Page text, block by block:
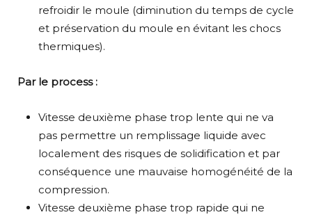
refroidir le moule (diminution du temps de cycle
et préservation du moule en évitant les chocs
thermiques).
Par le process :
Vitesse deuxième phase trop lente qui ne va
pas permettre un remplissage liquide avec
localement des risques de solidification et par
conséquence une mauvaise homogénéité de la
compression.
Vitesse deuxième phase trop rapide qui ne